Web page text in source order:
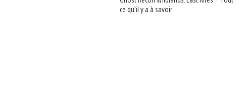
ce qu’il y a à savoir